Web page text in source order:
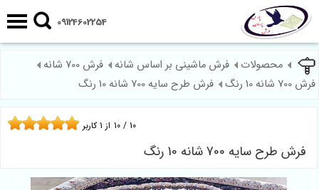
09124602254
محصولات فرش ماشینی بر اساس شانه
فرش 700 شانه
فرش 700 شانه 10 رنگ
فرش طرح سایه 700 شانه 10 رنگ
فرش طرح سایه 700 شانه 10 رنگ
10 / 10 از 1کاربر